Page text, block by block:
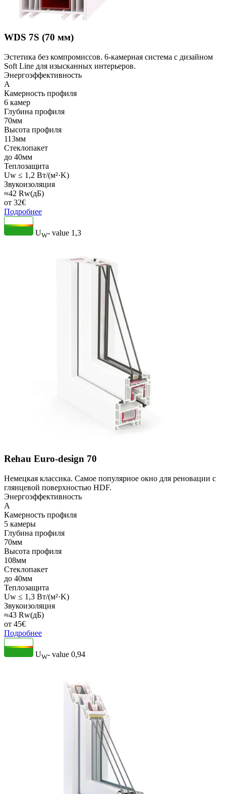
WDS 7S (70 мм)
Эстетика без компромиссов. 6-камерная система с дизайном
Soft Line для изысканных интерьеров.
Энергоэффективность
A
Камерность профиля
6 камер
Глубина профиля
70мм
Высота профиля
113мм
Стеклопакет
до 40мм
Теплозащита
Uw ≤ 1,2 Вт/(м²·K)
Звукоизоляция
≈42 Rw(дБ)
от 32€
Подробнее
UW- value 1,3
Rehau Euro-design 70
Немецкая классика. Самое популярное окно для реновации с
глянцевой поверхностью HDF.
Энергоэффективность
A
Камерность профиля
5 камеры
Глубина профиля
70мм
Высота профиля
108мм
Стеклопакет
до 40мм
Теплозащита
Uw ≤ 1,3 Вт/(м²·K)
Звукоизоляция
≈43 Rw(дБ)
от 45€
Подробнее
UW- value 0,94